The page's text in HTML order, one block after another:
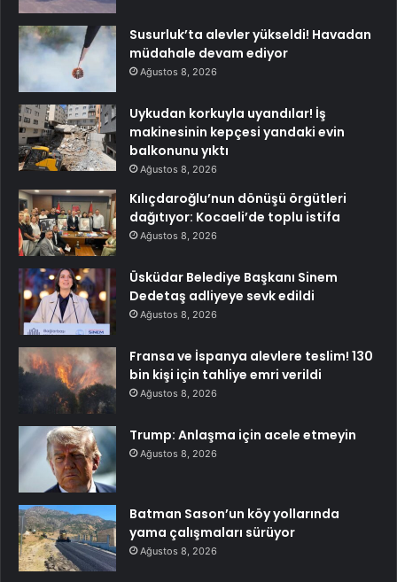
Susurluk’ta alevler yükseldi! Havadan
müdahale devam ediyor
Ağustos 8, 2026
Uykudan korkuyla uyandılar! İş
makinesinin kepçesi yandaki evin
balkonunu yıktı
Ağustos 8, 2026
Kılıçdaroğlu’nun dönüşü örgütleri
dağıtıyor: Kocaeli’de toplu istifa
Ağustos 8, 2026
Üsküdar Belediye Başkanı Sinem
Dedetaş adliyeye sevk edildi
Ağustos 8, 2026
Fransa ve İspanya alevlere teslim! 130
bin kişi için tahliye emri verildi
Ağustos 8, 2026
Trump: Anlaşma için acele etmeyin
Ağustos 8, 2026
Batman Sason’un köy yollarında
yama çalışmaları sürüyor
Ağustos 8, 2026